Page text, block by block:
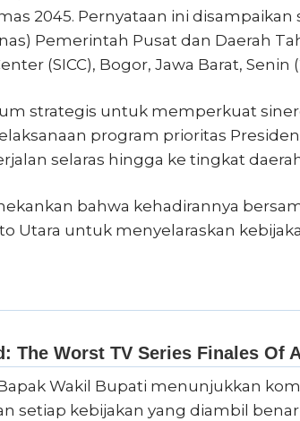
2045. Pernyataan ini
Pemerintah Pusat dan Daerah
(SICC), Bogor, Jawa Barat, Senin
strategis untuk memperkuat
program prioritas
selaras hingga ke tingkat
bahwa kehadirannya
Utara untuk menyelaraskan
Wakil Bupati menunjukkan
setiap kebijakan yang diambil